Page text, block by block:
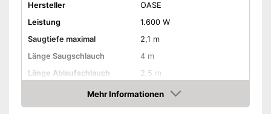
Hersteller
OASE
Leistung
1.600 W
Saugtiefe maximal
2,1 m
Länge Saugschlauch
4 m
Länge Ablaufschlauch
2,5 m
27 l
Länge Kabel
4 m
Mehr Informationen
Amazon